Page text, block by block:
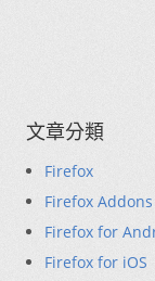
文章分類
Firefox
Firefox Addons
Firefox for
Firefox for iOS